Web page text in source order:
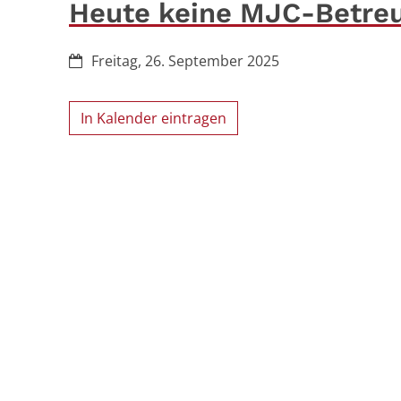
Heute keine MJC-
Datum:Freitag, 26. September 2025
In Kalender eintragen